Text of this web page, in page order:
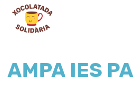
AMPA IES